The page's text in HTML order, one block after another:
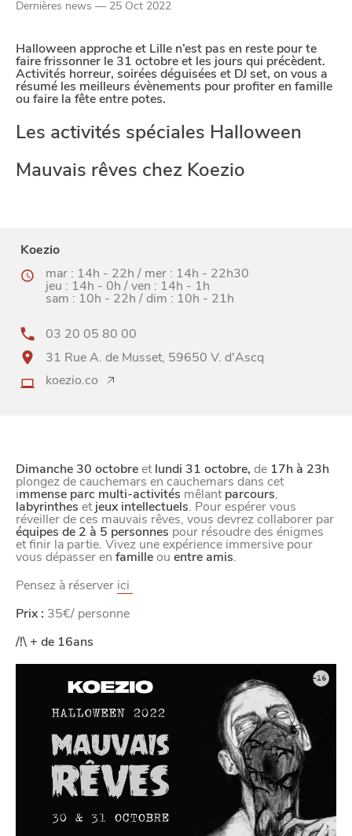
Dernières news — 25 Oct 2022
Halloween approche et Lille n’est pas en reste pour te
faire frissonner le 31 octobre et les jours qui précèdent.
Activités horreur, soirées déguisées et DJ set, on vous a
résumé les meilleurs évènements pour profiter en famille
ou faire la fête entre potes.
Les activités spéciales Halloween
Mauvais rêves chez Koezio
Koezio
mar : 14h - 22h / mer : 14h - 22h30
jeu : 14h - 0h / ven : 14h - 1h
sam : 10h - 22h / dim : 10h - 21h
03 20 05 80 00
31 Rue A. de Musset, 59650 V. d'Ascq
koezio.co
Dimanche 30 octobreetlundi 31 octobre, de 17h à 23h
plongez de cauchemars en cauchemars dans cet
immense parc multi-activités mêlantparcours,
labyrinthes etjeux intellectuels. Pour espérer vous
réveiller de ces mauvais rêves, vous devrez collaborer par
équipes de 2 à 5 personnes pour résoudre des énigmes
et finir la partie. Vivez une expérience immersive pour
vous dépasser en familleou entre amis.
Pensez à réserver ici
Prix : 35€/ personne
/!\ + de 16ans
Google reCAPTCHA
Google Analytics
confidentialité
Afin de faciliter votre navigation et de vous
des cookies pour améliorer le site aux besoins des
visiteurs, notamment selon la fréquentation.
Nos politique de confidentialité